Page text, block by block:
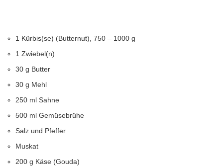
1 Kürbis(se) (Butternut), 750 – 1000 g
1 Zwiebel(n)
30 g Butter
30 g Mehl
250 ml Sahne
500 ml Gemüsebrühe
Salz und Pfeffer
Muskat
200 g Käse (Gouda)